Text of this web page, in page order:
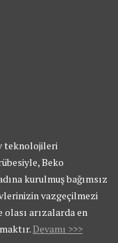
teknolojileri
Beko
kurulmuş bağımsız
vazgeçilmezi
arızalarda en
Devamı >>>